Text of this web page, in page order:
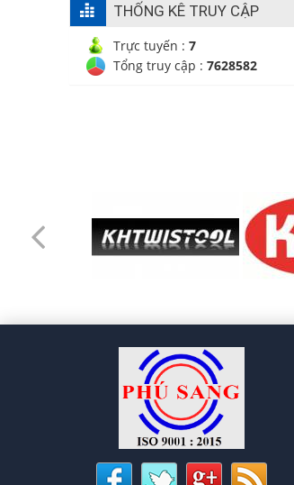
THỐNG KÊ TRUY CẬP
Trực tuyến : 7
Tổng truy cập : 7628582